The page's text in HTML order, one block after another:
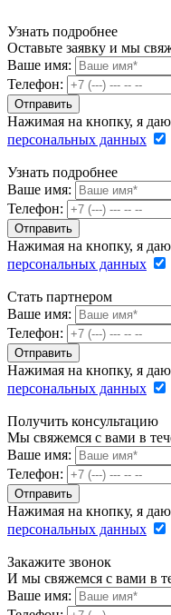
Узнать подробнее
Оставьте заявку и мы
Ваше имя:
Телефон:
Нажимая на кнопку, я даю
персональных данных
Узнать подробнее
Ваше имя:
Телефон:
Нажимая на кнопку, я даю
персональных данных
Стать партнером
Ваше имя:
Телефон:
Нажимая на кнопку, я даю
персональных данных
Получить консультацию
Мы свяжемся с вами в
Ваше имя:
Телефон:
Нажимая на кнопку, я даю
персональных данных
Закажите звонок
И мы свяжемся с вами в
Ваше имя: